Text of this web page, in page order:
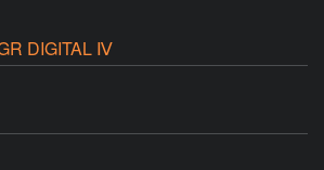
DIGITAL Ⅳ